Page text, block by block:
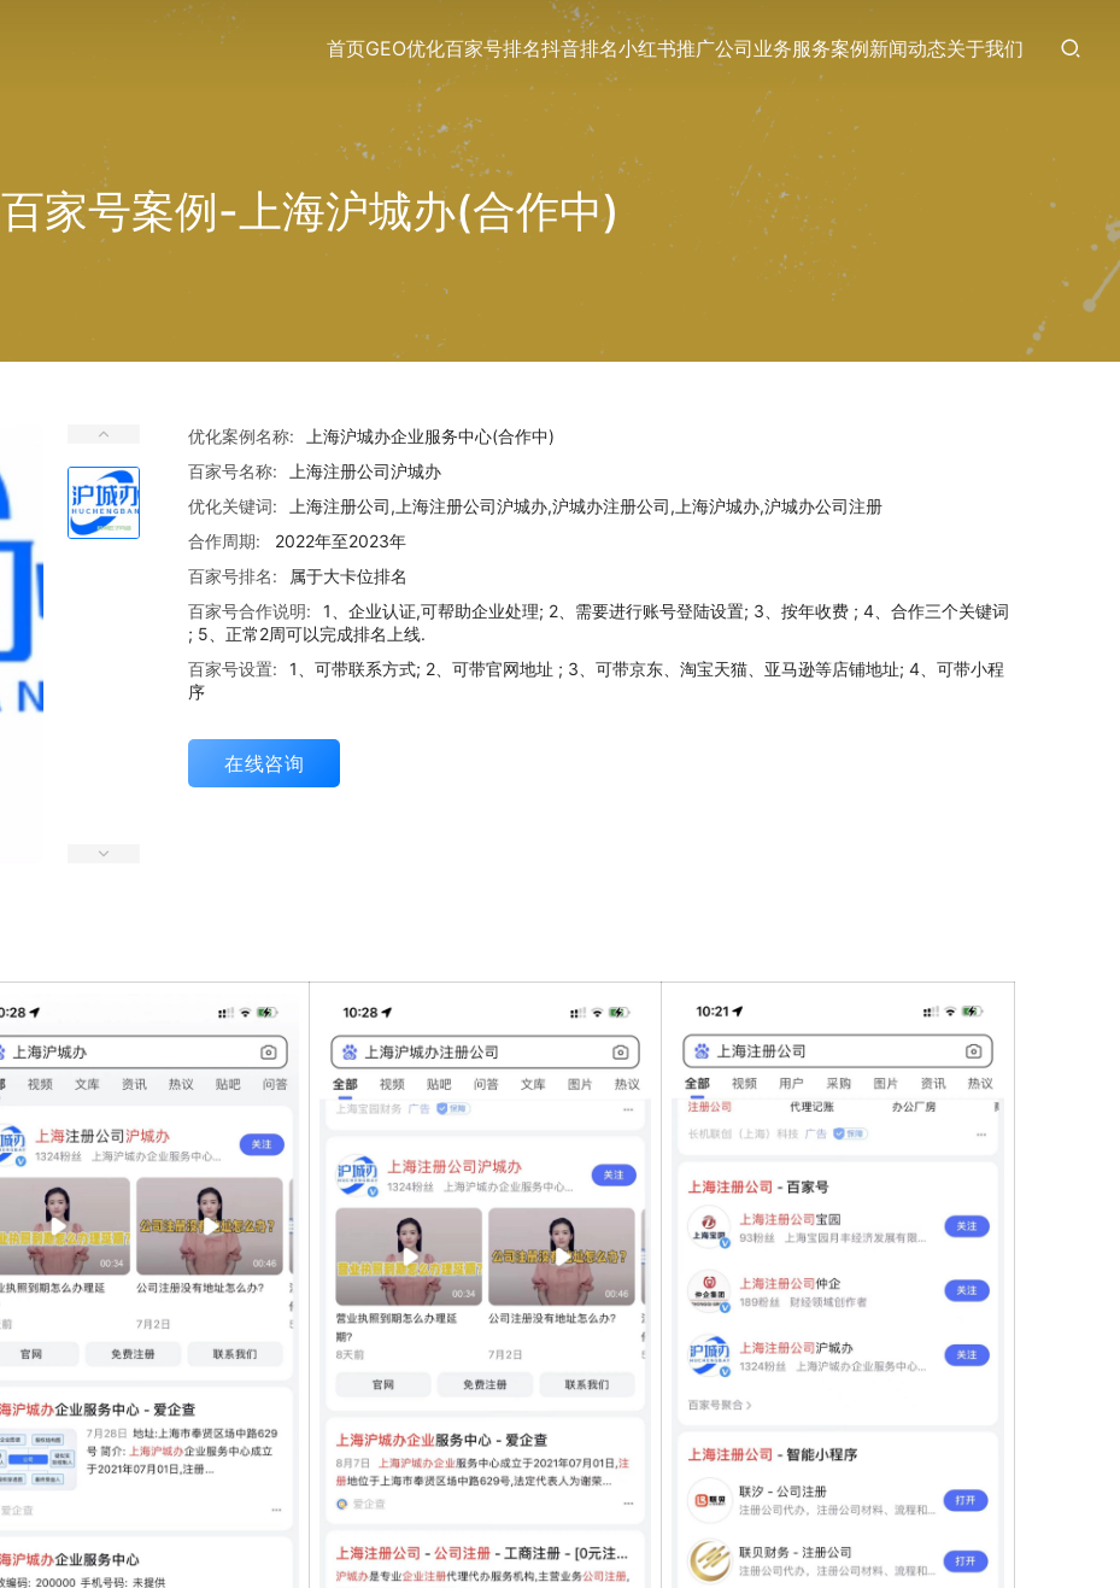
首页GEO优化百家号排名抖音排名小红书推广公司业务服务案例新闻动态关于我们
百家号案例-上海沪城办(合作中)
优化案例名称:
上海沪城办企业服务中心(合作中)
百家号名称:
上海注册公司沪城办
优化关键词:
上海注册公司,上海注册公司沪城办,沪城办注册公司,上海沪城办,沪城办公司注册
合作周期:
2022年至2023年
百家号排名:
属于大卡位排名
百家号合作说明:
1、企业认证,可帮助企业处理; 2、需要进行账号登陆设置; 3、按年收费 ; 4、合作三个关键词
; 5、正常2周可以完成排名上线.
百家号设置:
1、可带联系方式; 2、可带官网地址 ; 3、可带京东、淘宝天猫、亚马逊等店铺地址; 4、可带小程
序
在线咨询